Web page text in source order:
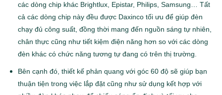
các dòng chip khác Brightlux, Epistar, Philips, Samsung… Tất
cả các dòng chip này đều được Daxinco tối ưu để giúp đèn
chạy đủ công suất, đồng thời mang đến nguồn sáng tự nhiên,
chân thực cũng như tiết kiệm điện năng hơn so với các dòng
đèn khác có chức năng tương tự đang có trên thị trường.
Bên cạnh đó, thiết kế phản quang với góc 60 độ sẽ giúp bạn
thuận tiện trong việc lắp đặt cũng như sử dụng kết hợp với